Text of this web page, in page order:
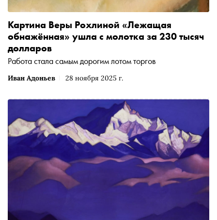
Иван Адоньев 28 ноября 2025 г.
Картина Веры Рохлиной «Лежащая
обнажённая» ушла с молотка за 230 тысяч
долларов
Работа стала самым дорогим лотом торгов